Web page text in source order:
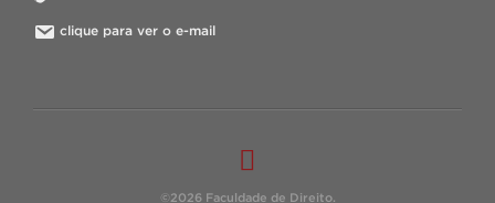
clique para ver o e-mail
©2026 Faculdade de Direito.